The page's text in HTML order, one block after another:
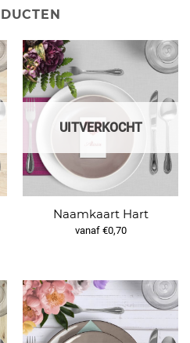
UITVERKOCHT
Naamkaart Hart
vanaf €0,70